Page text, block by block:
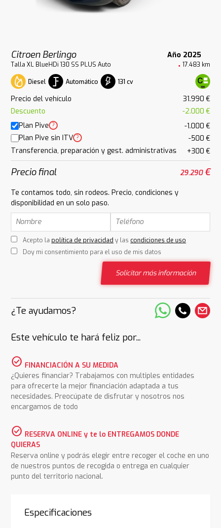
Citroen Berlingo Año 2025
Talla XL BlueHDi 130 SS PLUS Auto 17.483 km
Diesel Automático 131 cv
Precio del vehículo
31.990 €
Descuento
-2.000 €
Plan Pive ?
-1.000 €
Plan Pive sin ITV ?
-500 €
Transferencia, preparación y gest. administrativas
+300 €
Precio final 29.290€
Te contamos todo, sin rodeos. Precio, condiciones y
disponibilidad en un solo paso.
Acepto la política de privacidad y las condiciones de uso
Doy mi consentimiento para el uso de mis datos
Solicitar más información
¿Te ayudamos?
Este vehículo te hará feliz por...
check_circle FINANCIACIÓN A SU MEDIDA
¿Quieres financiar? Trabajamos con multiples entidades
para ofrecerte la mejor financiación adaptada a tus
necesidades. Preocúpate de disfrutar y nosotros nos
encargamos de todo
check_circle RESERVA ONLINE y te lo ENTREGAMOS DONDE
QUIERAS
Reserva online y podrás elegir entre recoger el coche en uno
de nuestros puntos de recogida o entrega en cualquier
punto del territorio nacional.
Especificaciones